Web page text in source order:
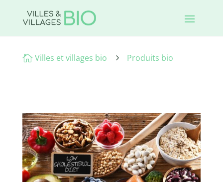
 Villes et villages bio 5 Produits bio